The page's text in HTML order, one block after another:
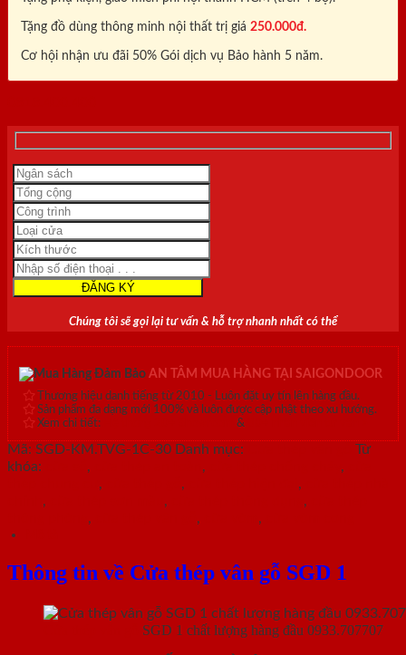
Tặng đồ dùng thông minh nội thất trị giá 250.000đ.
Cơ hội nhận ưu đãi 50% Gói dịch vụ Bảo hành 5 năm.
Chúng tôi sẽ gọi lại tư vấn & hỗ trợ nhanh nhất có thể
AN TÂM MUA HÀNG TẠI SAIGONDOOR
Thương hiệu danh tiếng từ 2010 - Luôn đặt uy tín lên hàng đầu.
Sản phẩm đa dạng mới 100% và luôn được cập nhật theo xu hướng.
Xem chi tiết:
&
Mã: SGD-KM.TVG-1C-30 Danh mục:
Từ
khóa:
, , ,
, , ,
, , ,
, , ,
Thông tin về Cửa thép vân gỗ SGD 1
SGD 1 chất lượng hàng đầu 0933.707707